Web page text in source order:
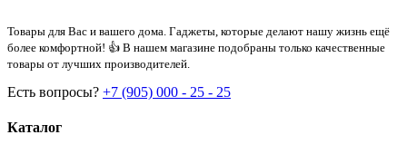
Товары для Вас и вашего дома. Гаджеты, которые делают нашу жизнь ещё
более комфортной! 👍 В нашем магазине подобраны только качественные
товары от лучших производителей.
Есть вопросы? +7 (905) 000 - 25 - 25
Каталог